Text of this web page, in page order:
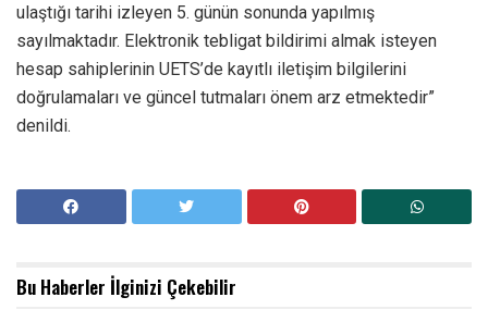
ulaştığı tarihi izleyen 5. günün sonunda yapılmış
sayılmaktadır. Elektronik tebligat bildirimi almak isteyen
hesap sahiplerinin UETS’de kayıtlı iletişim bilgilerini
doğrulamaları ve güncel tutmaları önem arz etmektedir”
denildi.
Bu Haberler İlginizi Çekebilir